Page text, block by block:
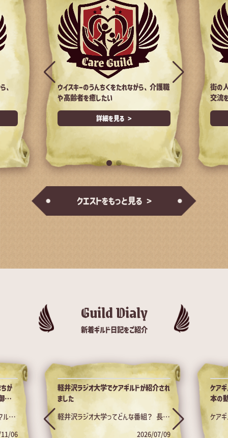
、
ウイスキーのうんちくをたれながら、介護職
や高齢者を癒したい
詳細を見る >
街の
交流
クエストをもっと見る >
Guild Dialy
新着ギルド日記をご紹介
が
礼と
ルシ
06
軽井沢ラジオ大学でケアギルドが紹介され
ました
軽井沢ラジオ大学ってどんな番組？ 長野
2026/07/09
ケア
本の
ケア